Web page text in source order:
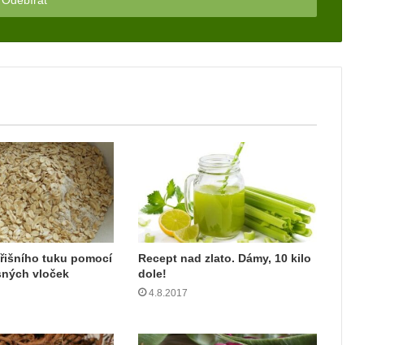
tuku pomocí
vloček
Recept nad zlato. Dámy, 10 kilo
dole!
4.8.2017